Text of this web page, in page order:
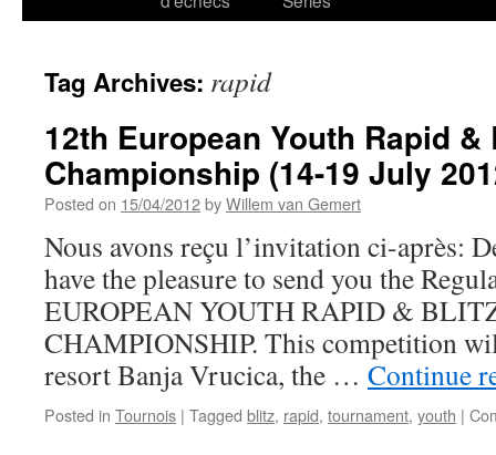
Tag Archives: rapid
12th European Youth Rapid
Championship (14-19 July
Posted on 15/04/2012byWillem van Gemert
Nous avons reçu l’invitation ci-après:
have the pleasure to send you the
EUROPEAN YOUTH RAPID &
CHAMPIONSHIP. This competition
resort Banja Vrucica, the … Continue
Posted in Tournois | Tagged blitz, rapid, tournament, youth |